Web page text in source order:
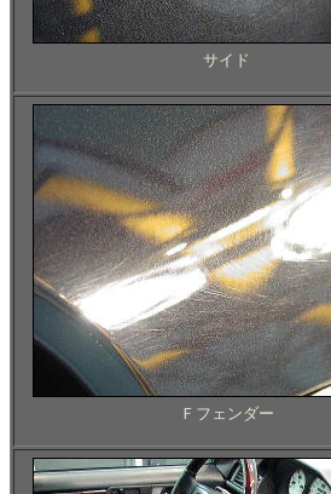
サイド
Ｆフェンダー